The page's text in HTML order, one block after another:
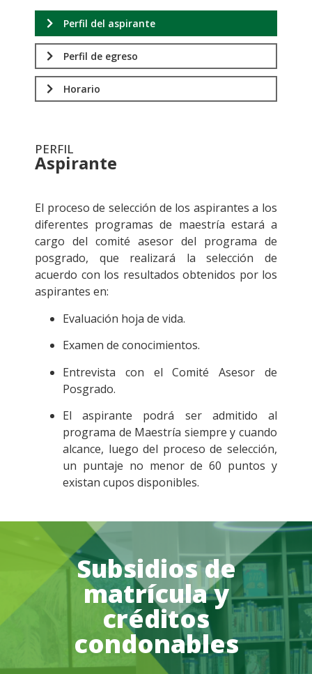
Perfil del aspirante
Perfil de egreso
Horario
PERFIL
Aspirante
El proceso de selección de los aspirantes a los
diferentes programas de maestría estará a
cargo del comité asesor del programa de
posgrado, que realizará la selección de
acuerdo con los resultados obtenidos por los
aspirantes en:
Evaluación hoja de vida.
Examen de conocimientos.
Entrevista con el Comité Asesor de
Posgrado.
El aspirante podrá ser admitido al
programa de Maestría siempre y cuando
alcance, luego del proceso de selección,
un puntaje no menor de 60 puntos y
existan cupos disponibles.
Subsidios de
matrícula y
créditos
condonables